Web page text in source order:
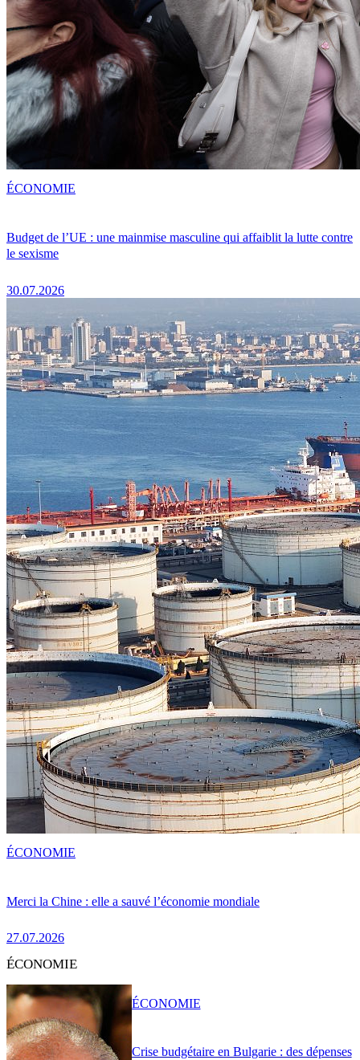
Budget de l’UE : une mainmise masculine qui affaiblit la lutte contre
le sexisme
30.07.2026
ÉCONOMIE
Merci la Chine : elle a sauvé l’économie mondiale
27.07.2026
ÉCONOMIE
ÉCONOMIE
Crise budgétaire en Bulgarie : des dépenses
ÉCONOMIE